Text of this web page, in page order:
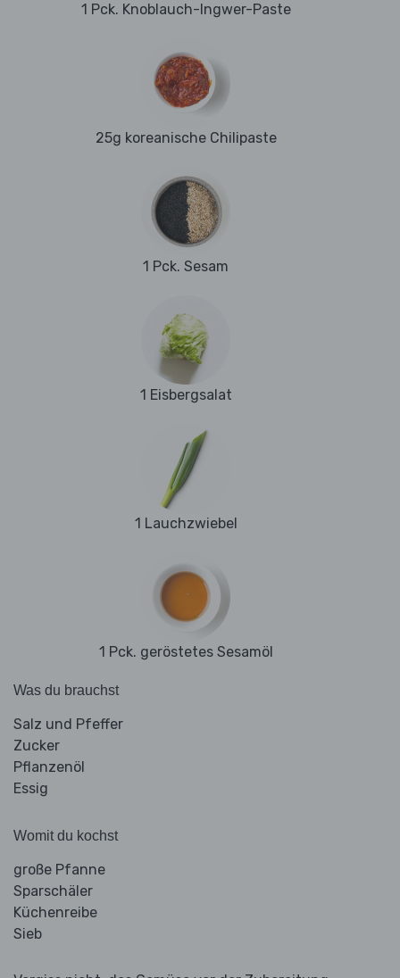
1 Pck. Knoblauch-Ingwer-Paste
25g koreanische Chilipaste
1 Pck. Sesam
1 Eisbergsalat
1 Lauchzwiebel
1 Pck. geröstetes Sesamöl
Was du brauchst
Salz und Pfeffer
Zucker
Pflanzenöl
Essig
Womit du kochst
große Pfanne
Sparschäler
Küchenreibe
Sieb